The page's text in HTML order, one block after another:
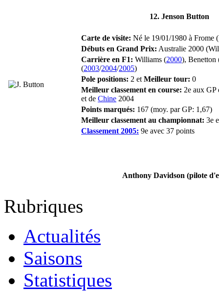
12. Jenson Button
Carte de visite: Né le 19/01/1980 à Frome
Débuts en Grand Prix: Australie 2000
Carrière en F1: Williams (2000), Benetton
(2003/2004/2005)
Pole positions: 2 et Meilleur tour: 0
Meilleur classement en course: 2e aux GP
et de Chine 2004
Points marqués: 167 (moy. par GP: 1,67)
Meilleur classement au championnat: 3e
Classement 2005: 9e avec 37 points
Anthony Davidson (pilote
Rubriques
Actualités
Saisons
Statistiques